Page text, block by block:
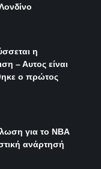
η
– Αυτος είναι
ο πρώτος
για το NBA
ανάρτησή